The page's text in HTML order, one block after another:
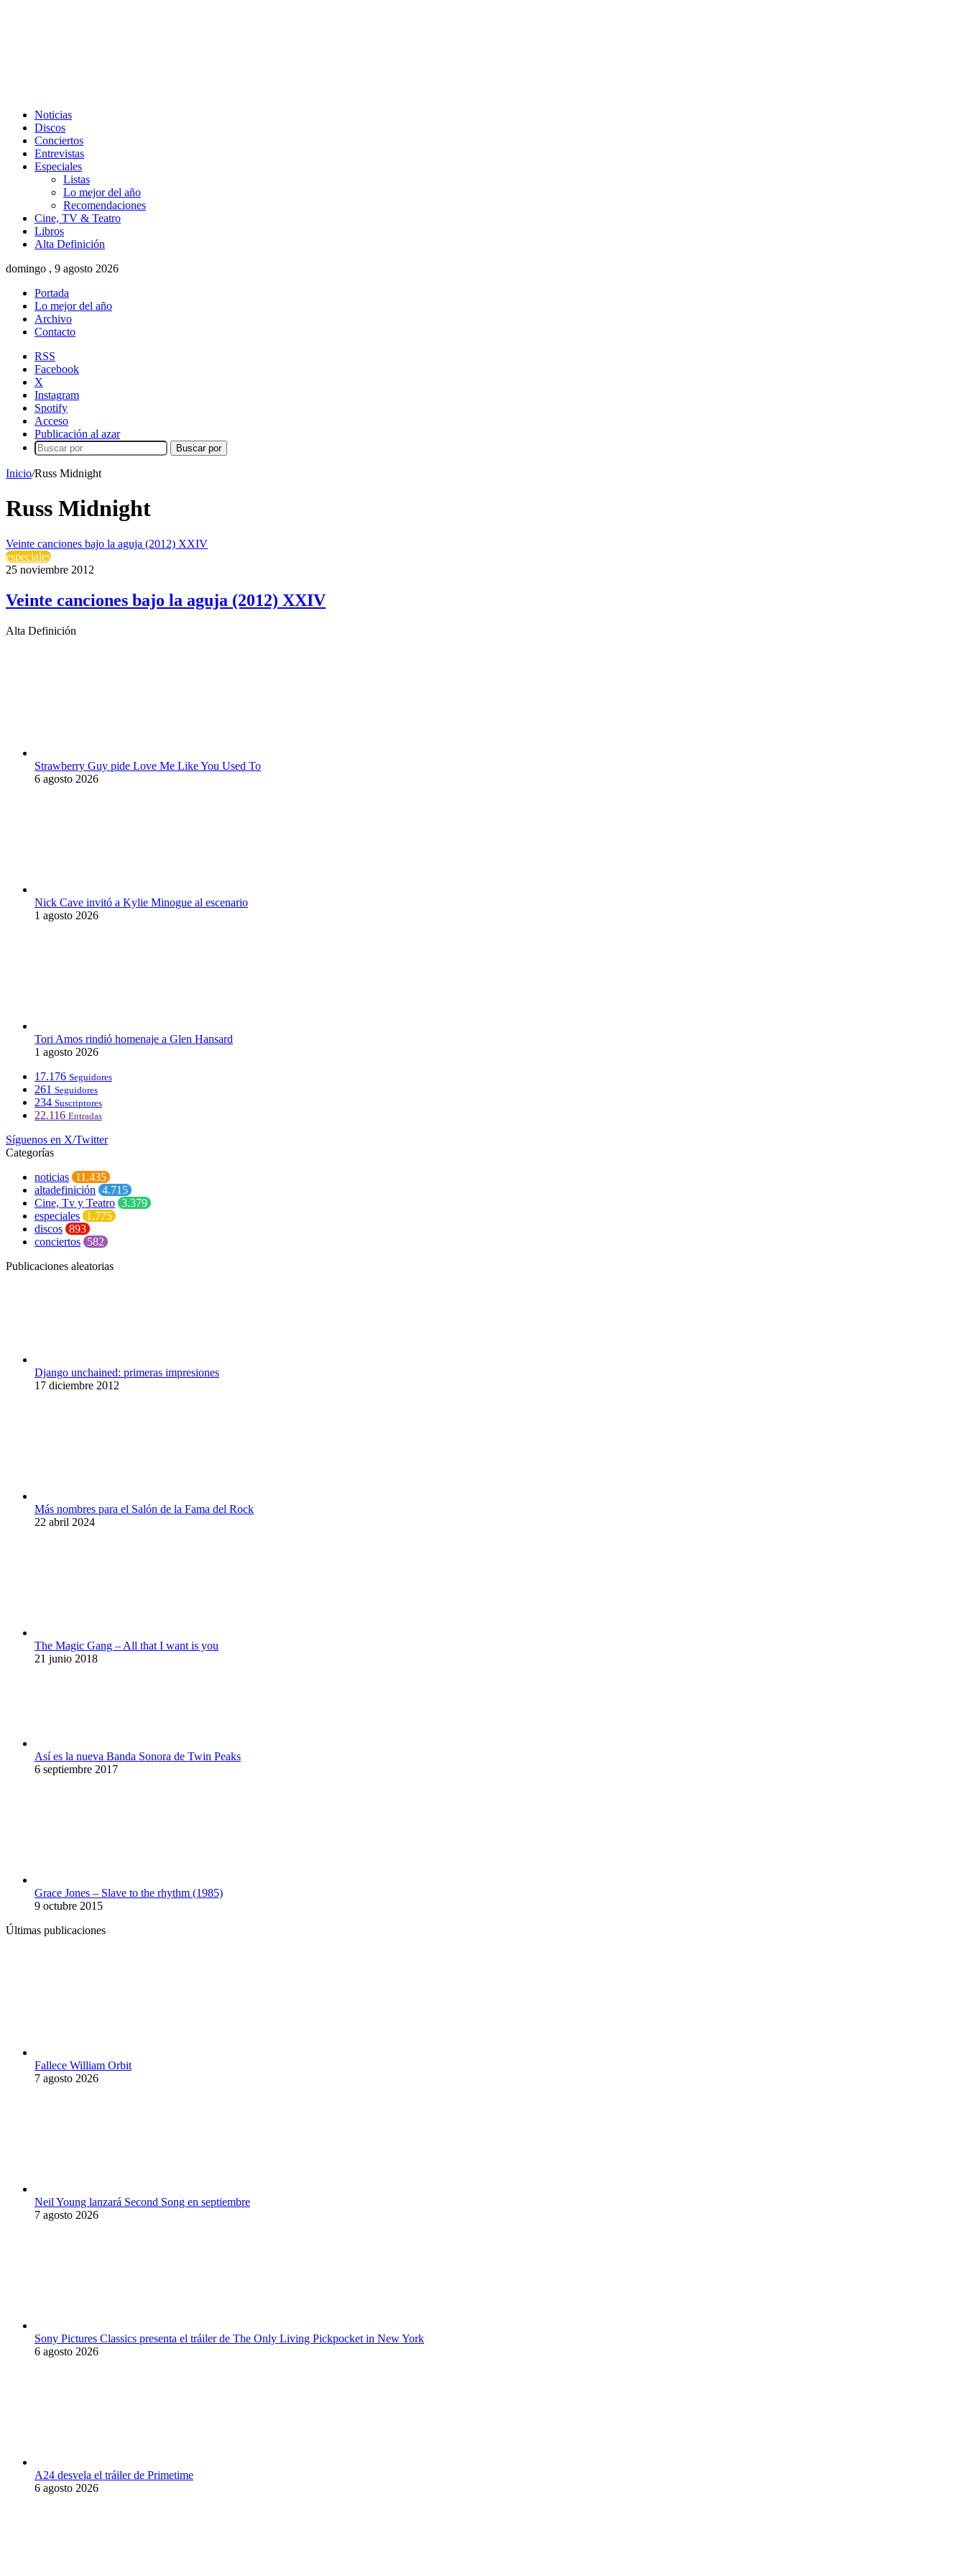
Noticias
Discos
Conciertos
Entrevistas
Especiales
Listas
Lo mejor del año
Recomendaciones
Cine, TV & Teatro
Libros
Alta Definición
domingo , 9 agosto 2026
Portada
Lo mejor del año
Archivo
Contacto
RSS
Facebook
X
Instagram
Spotify
Acceso
Publicación al azar
Buscar por
Inicio/Russ Midnight
Russ Midnight
Veinte canciones bajo la aguja (2012) XXIV
especiales
25 noviembre 2012
Veinte canciones bajo la aguja (2012) XXIV
Alta Definición
Strawberry Guy pide Love Me Like You Used To
6 agosto 2026
Nick Cave invitó a Kylie Minogue al escenario
1 agosto 2026
Tori Amos rindió homenaje a Glen Hansard
1 agosto 2026
17.176 Seguidores
261 Seguidores
234 Suscriptores
22.116 Entradas
Síguenos en X/Twitter
Categorías
noticias 11.435
altadefinición 4.715
Cine, Tv y Teatro 3.379
especiales 1.775
discos 893
conciertos 582
Publicaciones aleatorias
Django unchained: primeras impresiones
17 diciembre 2012
Más nombres para el Salón de la Fama del Rock
22 abril 2024
The Magic Gang – All that I want is you
21 junio 2018
Así es la nueva Banda Sonora de Twin Peaks
6 septiembre 2017
Grace Jones – Slave to the rhythm (1985)
9 octubre 2015
Últimas publicaciones
Fallece William Orbit
7 agosto 2026
Neil Young lanzará Second Song en septiembre
7 agosto 2026
Sony Pictures Classics presenta el tráiler de The Only Living Pickpocket in New York
6 agosto 2026
A24 desvela el tráiler de Primetime
6 agosto 2026